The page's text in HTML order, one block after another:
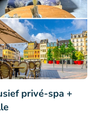
privé-spa +